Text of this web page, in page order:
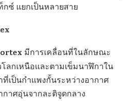
ซ์ แยกเป็นหลายสาย
มีการเคลื่อนที่ในลักษณะ
ลกเหนือและตามเข็มนาฬิกาใน
เป็นกำแพงกั้นระหว่างอากาศ
กาศอุ่นจากละติจูดกลาง